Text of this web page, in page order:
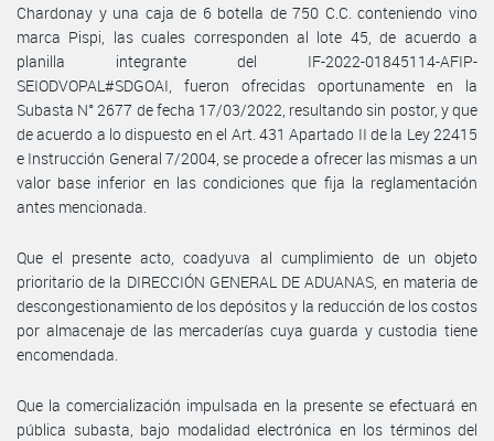
Chardonay y una caja de 6 botella de 750 C.C. conteniendo vino
marca Pispi, las cuales corresponden al lote 45, de acuerdo a
planilla integrante del IF-2022-01845114-AFIP-
SEIODVOPAL#SDGOAI, fueron ofrecidas oportunamente en la
Subasta N° 2677 de fecha 17/03/2022, resultando sin postor, y que
de acuerdo a lo dispuesto en el Art. 431 Apartado II de la Ley 22415
e Instrucción General 7/2004, se procede a ofrecer las mismas a un
valor base inferior en las condiciones que fija la reglamentación
antes mencionada.
Que el presente acto, coadyuva al cumplimiento de un objeto
prioritario de la DIRECCIÓN GENERAL DE ADUANAS, en materia de
descongestionamiento de los depósitos y la reducción de los costos
por almacenaje de las mercaderías cuya guarda y custodia tiene
encomendada.
Que la comercialización impulsada en la presente se efectuará en
pública subasta, bajo modalidad electrónica en los términos del